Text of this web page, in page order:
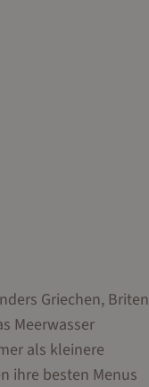
Griechen, Briten
Meerwasser
als kleinere
ihre besten Menus